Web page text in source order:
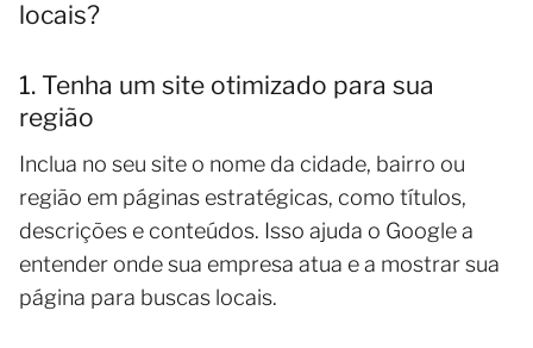
locais?
1. Tenha um site otimizado para sua
região
Inclua no seu site o nome da cidade, bairro ou
região em páginas estratégicas, como títulos,
descrições e conteúdos. Isso ajuda o Google a
entender onde sua empresa atua e a mostrar sua
página para buscas locais.